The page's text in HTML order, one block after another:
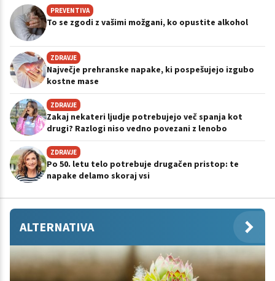
PREVENTIVA
To se zgodi z vašimi možgani, ko opustite alkohol
ZDRAVJE
Največje prehranske napake, ki pospešujejo izgubo
kostne mase
ZDRAVJE
Zakaj nekateri ljudje potrebujejo več spanja kot
drugi? Razlogi niso vedno povezani z lenobo
ZDRAVJE
Po 50. letu telo potrebuje drugačen pristop: te
napake delamo skoraj vsi
ALTERNATIVA